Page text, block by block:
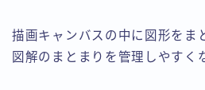
描画キャンバスの中に図形をま
図解のまとまりを管理しやすく